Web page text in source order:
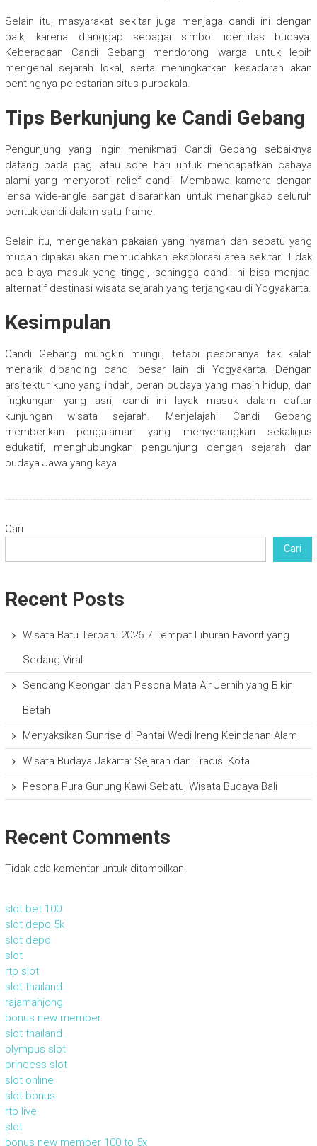
Selain itu, masyarakat sekitar juga menjaga candi ini dengan
baik, karena dianggap sebagai simbol identitas budaya.
Keberadaan Candi Gebang mendorong warga untuk lebih
mengenal sejarah lokal, serta meningkatkan kesadaran akan
pentingnya pelestarian situs purbakala.
Tips Berkunjung ke Candi Gebang
Pengunjung yang ingin menikmati Candi Gebang sebaiknya
datang pada pagi atau sore hari untuk mendapatkan cahaya
alami yang menyoroti relief candi. Membawa kamera dengan
lensa wide-angle sangat disarankan untuk menangkap seluruh
bentuk candi dalam satu frame.
Selain itu, mengenakan pakaian yang nyaman dan sepatu yang
mudah dipakai akan memudahkan eksplorasi area sekitar. Tidak
ada biaya masuk yang tinggi, sehingga candi ini bisa menjadi
alternatif destinasi wisata sejarah yang terjangkau di Yogyakarta.
Kesimpulan
Candi Gebang mungkin mungil, tetapi pesonanya tak kalah
menarik dibanding candi besar lain di Yogyakarta. Dengan
arsitektur kuno yang indah, peran budaya yang masih hidup, dan
lingkungan yang asri, candi ini layak masuk dalam daftar
kunjungan wisata sejarah. Menjelajahi Candi Gebang
memberikan pengalaman yang menyenangkan sekaligus
edukatif, menghubungkan pengunjung dengan sejarah dan
budaya Jawa yang kaya.
Cari
Cari
Recent Posts
Wisata Batu Terbaru 2026 7 Tempat Liburan Favorit yang
Sedang Viral
Sendang Keongan dan Pesona Mata Air Jernih yang Bikin
Betah
Menyaksikan Sunrise di Pantai Wedi Ireng Keindahan Alam
Wisata Budaya Jakarta: Sejarah dan Tradisi Kota
Pesona Pura Gunung Kawi Sebatu, Wisata Budaya Bali
Recent Comments
Tidak ada komentar untuk ditampilkan.
slot bet 100
slot depo 5k
slot depo
slot
rtp slot
slot thailand
rajamahjong
bonus new member
slot thailand
olympus slot
princess slot
slot online
slot bonus
rtp live
slot
bonus new member 100 to 5x